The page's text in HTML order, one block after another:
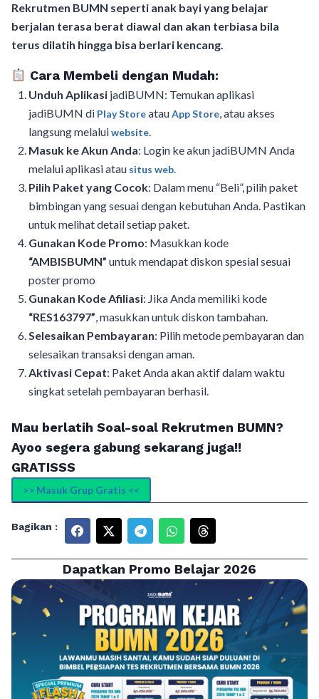
Rekrutmen BUMN seperti anak bayi yang belajar
berjalan terasa berat diawal dan akan terbiasa bila
terus dilatih hingga bisa berlari kencang.
Cara Membeli dengan Mudah:
Unduh Aplikasi jadiBUMN: Temukan aplikasi
jadiBUMN di Play StoreatauApp Store, atau akses
langsung melaluiwebsite.
Masuk ke Akun Anda: Login ke akun jadiBUMN Anda
melalui aplikasi atau situs web.
Pilih Paket yang Cocok: Dalam menu “Beli”, pilih paket
bimbingan yang sesuai dengan kebutuhan Anda. Pastikan
untuk melihat detail setiap paket.
Gunakan Kode Promo: Masukkan kode
“AMBISBUMN” untuk mendapat diskon spesial sesuai
poster promo
Gunakan Kode Afiliasi: Jika Anda memiliki kode
“RES163797”, masukkan untuk diskon tambahan.
Selesaikan Pembayaran: Pilih metode pembayaran dan
selesaikan transaksi dengan aman.
Aktivasi Cepat: Paket Anda akan aktif dalam waktu
singkat setelah pembayaran berhasil.
Mau berlatih Soal-soal Rekrutmen BUMN?
Ayoo segera gabung sekarang juga!!
GRATISSS
>> Masuk Grup Gratis <<
Bagikan :
Dapatkan Promo Belajar 2026